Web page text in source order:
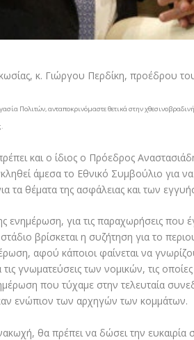
κ. Γιώργου Περδίκη, προέδρου
Πολιτών, ανταποκρινόμαστε θετικά στην
και ο ίδιος ο Πρόεδρος
άμεσα το Εθνικό Συμβούλιο για
τα θέματα της ασφάλειας και των
ενημέρωση, για τις παραχωρήσεις
βρίσκεται η συζήτηση για το
αφού κάποιοι φαίνεται να
γνωματεύσεις των νομικών, τις
που τύχαμε στην τελευταία
ενώπιον των αρχηγών των κομμάτων.
θα πρέπει να δώσει την ευκαιρία